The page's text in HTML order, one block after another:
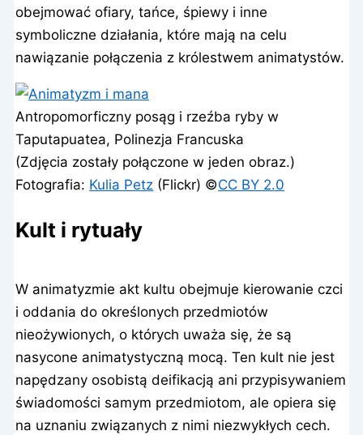
obejmować ofiary, tańce, śpiewy i inne
symboliczne działania, które mają na celu
nawiązanie połączenia z królestwem animatystów.
Antropomorficzny posąg i rzeźba ryby w
Taputapuatea, Polinezja Francuska
(Zdjęcia zostały połączone w jeden obraz.)
Fotografia: Kulia Petz (Flickr) ©️CC BY 2.0
Kult i rytuały
W animatyzmie akt kultu obejmuje kierowanie czci
i oddania do określonych przedmiotów
nieożywionych, o których uważa się, że są
nasycone animatystyczną mocą. Ten kult nie jest
napędzany osobistą deifikacją ani przypisywaniem
świadomości samym przedmiotom, ale opiera się
na uznaniu związanych z nimi niezwykłych cech.